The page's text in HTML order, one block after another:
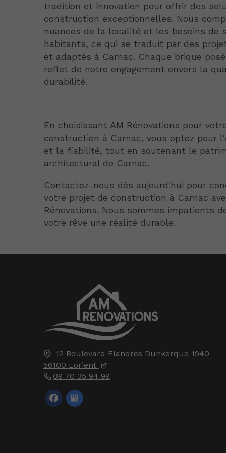
tradition et innovation pour offrir des
construction exceptionnelles. Nous
nuances de la localité et les besoins de
habitants, ce qui se traduit par des
et adaptés à Carnac. Chaque brique
reflet de notre engagement envers la
durabilité.
En choisissant AM Rénovations pour
construction à Carnac, vous optez pour
et la fiabilité, tout en soutenant le
architectural de Carnac.
Contactez-nous dès aujourd'hui pour
votre projet de construction à Carnac
Rénovations. Nous sommes impatients
votre rêve une réalité durable.
12 Boulevard Flandres Dunkerque 1940
56100 Lorient
09 70 35 94 99